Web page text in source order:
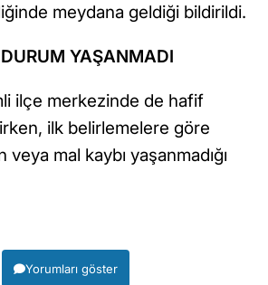
meydana geldiği bildirildi.
YAŞANMADI
ilçe merkezinde de hafif
ilk belirlemelere göre
mal kaybı yaşanmadığı
Yorumları göster